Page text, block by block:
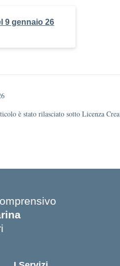
9 gennaio 26
è stato rilasciato sotto Licenza